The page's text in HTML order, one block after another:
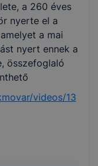
a 260 éves
nyerte el a
a mai
nyert ennek a
összefoglaló
videos/13